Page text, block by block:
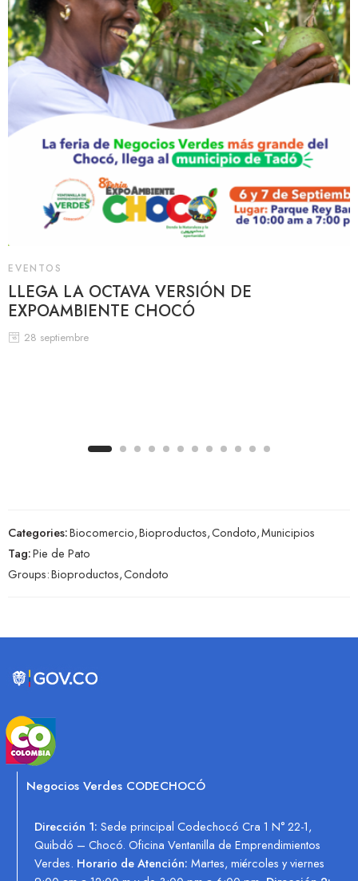
EVENTOS
LLEGA LA OCTAVA VERSIÓN DE
EXPOAMBIENTE CHOCÓ
28 septiembre
Categories:Biocomercio,Bioproductos,Condoto,Municipios
Tag:Pie de Pato
Groups:Bioproductos,Condoto
Negocios Verdes CODECHOCÓ
Dirección 1: Sede principal Codechocó Cra 1 N° 22-1,
Quibdó – Chocó. Oficina Ventanilla de Emprendimientos
Verdes. Horario de Atención: Martes, miércoles y viernes